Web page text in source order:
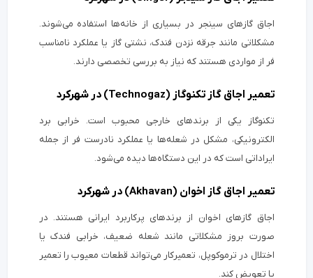
اجاق گازهای سینجر در بسیاری از خانه‌ها استفاده می‌شوند.
مشکلاتی مانند جرقه نزدن فندک، نشتی گاز یا عملکرد نامناسب
فر از مواردی هستند که نیاز به بررسی تخصصی دارند.
تعمیر اجاق گاز تکنوگاز (Technogaz) در شهرکرد
تکنوگاز یکی از برندهای خارجی محبوب است. خرابی برد
الکترونیکی، مشکل در شعله‌ها یا عملکرد نادرست فر از جمله
ایراداتی است که در این دستگاه‌ها دیده می‌شود.
تعمیر اجاق گاز اخوان (Akhavan) در شهرکرد
اجاق گازهای اخوان از برندهای پرکاربرد ایرانی هستند. در
صورت بروز مشکلاتی مانند شعله ضعیف، خرابی فندک یا
اختلال در ترموکوپل، تعمیرکار می‌تواند قطعات معیوب را تعمیر
یا تعویض کند.